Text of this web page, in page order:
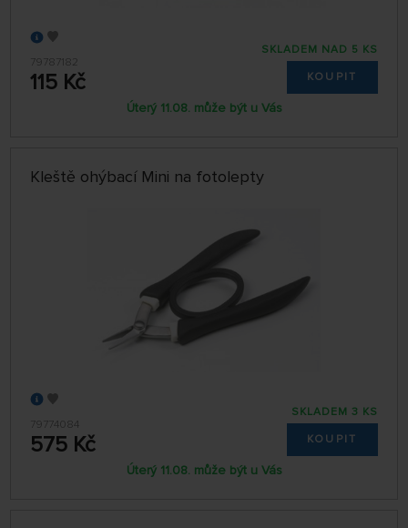
79787182
115 Kč
SKLADEM NAD 5 KS
KOUPIT
Úterý 11.08. může být u Vás
Kleště ohýbací Mini na fotolepty
79774084
575 Kč
SKLADEM 3 KS
KOUPIT
Úterý 11.08. může být u Vás